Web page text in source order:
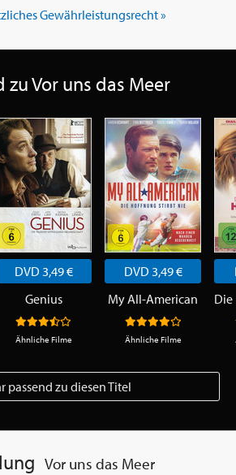
Gewährleistungsrecht »
zu Vor uns das Meer
DVD 3,49 €
Genius
Ähnliche Filme
DVD 3,49 €
My All-American
Ähnliche Filme
passend zu diesen Titel
Vor uns das Meer